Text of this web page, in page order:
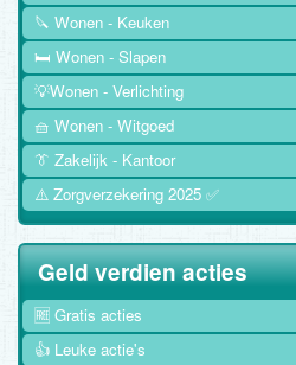
🔪 Wonen - Keuken
🛏️ Wonen - Slapen
💡Wonen - Verlichting
🧺 Wonen - Witgoed
👔 Zakelijk - Kantoor
⚠️ Zorgverzekering 2025 ✅
Geld verdien acties
🆓 Gratis acties
👍 Leuke actie's